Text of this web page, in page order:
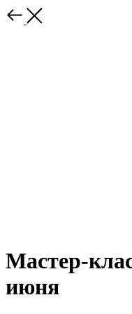
Мастер-
июня